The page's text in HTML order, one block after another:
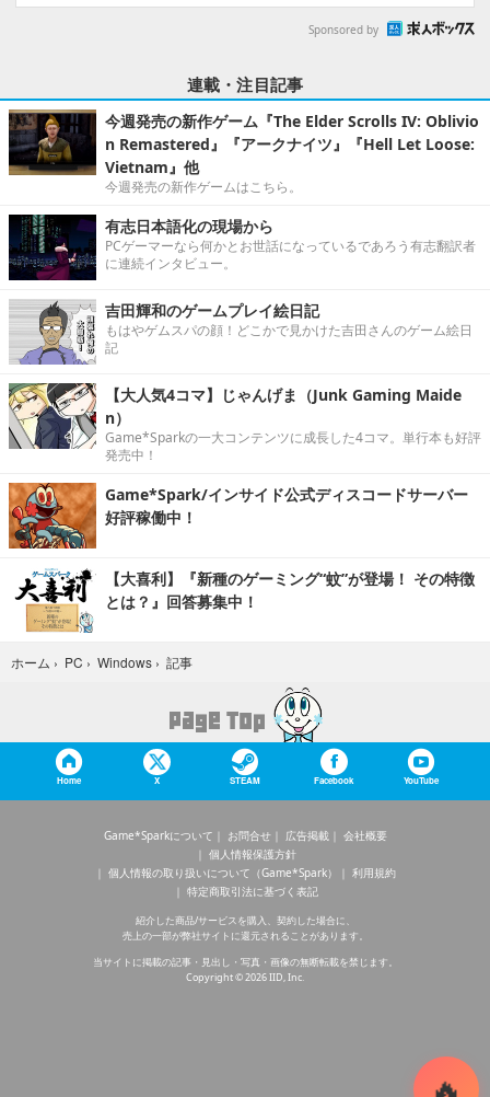
Sponsored by
連載・注目記事
今週発売の新作ゲーム『The Elder Scrolls IV: Oblivio
n Remastered』『アークナイツ』『Hell Let Loose:
Vietnam』他
今週発売の新作ゲームはこちら。
有志日本語化の現場から
PCゲーマーなら何かとお世話になっているであろう有志翻訳者
に連続インタビュー。
吉田輝和のゲームプレイ絵日記
もはやゲムスパの顔！どこかで見かけた吉田さんのゲーム絵日
記
【大人気4コマ】じゃんげま（Junk Gaming Maide
n）
Game*Sparkの一大コンテンツに成長した4コマ。単行本も好評
発売中！
Game*Spark/インサイド公式ディスコードサーバー
好評稼働中！
【大喜利】『新種のゲーミング“蚊”が登場！ その特徴
とは？』回答募集中！
ホーム › PC › Windows › 記事
Home X STEAM Facebook YouTube
Game*Sparkについて お問合せ 広告掲載
会社概要
個人情報保護方針
個人情報の取り扱いについて（Game*Spark）
利用規約
特定商取引法に基づく表記
紹介した商品/サービスを購入、契約した場合に、
売上の一部が弊社サイトに還元されることがあります。
当サイトに掲載の記事・見出し・写真・画像の無断転載を禁じます。
Copyright © 2026 IID, Inc.